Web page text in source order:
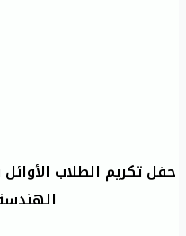
حفل تكريم الطلاب